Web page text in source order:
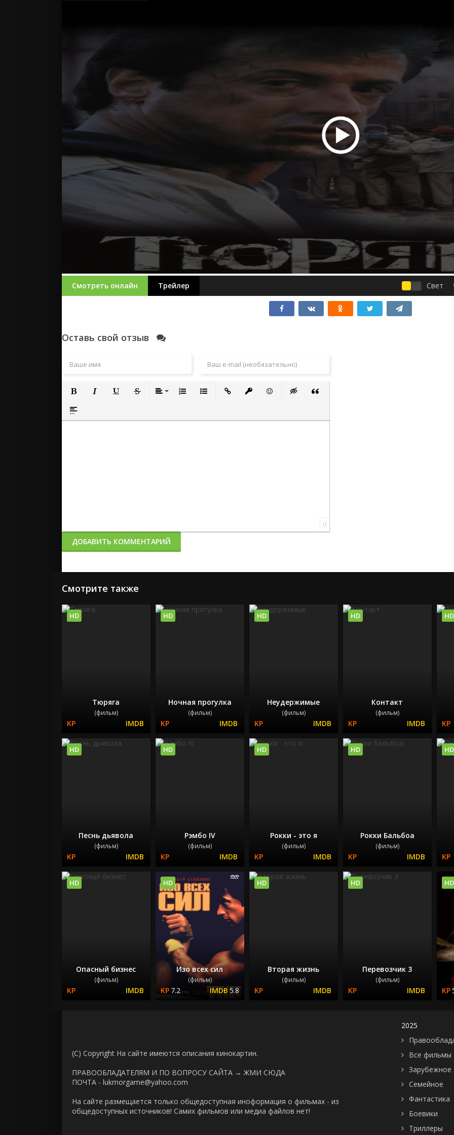
Смотреть онлайн Трейлер Свет
Оставь свой отзыв
Полужирный
Вставка спойлера
0
ДОБАВИТЬ КОММЕНТАРИЙ
Смотрите также
Тюряга
(фильм)
HD
Ночная прогулка
(фильм)
HD
Неудержимые
(фильм)
HD
Контакт
(фильм)
HD HD
Песнь дьявола
(фильм)
HD
Рэмбо IV
(фильм)
HD
Рокки - это я
(фильм)
HD
Рокки Бальбоа
(фильм)
HD HD
Опасный бизнес
(фильм)
HD
Изо всех сил
(фильм)
7.2 5.8
HD
Вторая жизнь
(фильм)
HD
Перевозчик 3
(фильм)
HD HD
(C) Copyright На сайте имеются описания кинокартин.
ПРАВООБЛАДАТЕЛЯМ И ПО ВОПРОСУ САЙТА → ЖМИ СЮДА
ПОЧТА - lukmorgame@yahoo.com
На сайте размещается только общедоступная иноформация о фильмах - из
общедоступных источников! Самих фильмов или медиа файлов нет!
2025
Все фильмы
Зарубежное
Семейное
Фантастика
Боевики
Триллеры